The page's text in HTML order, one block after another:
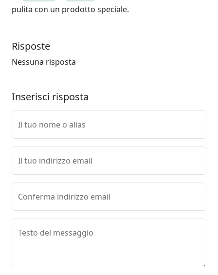
pulita con un prodotto speciale.
Risposte
Nessuna risposta
Inserisci risposta
Il tuo nome o alias
Il tuo indirizzo email
Conferma indirizzo email
Testo del messaggio